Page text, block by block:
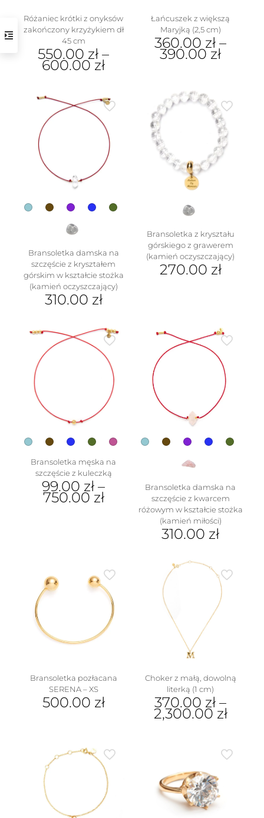
Różaniec krótki z onyksów
zakończony krzyżykiem dł
45 cm
550.00 zł –
600.00 zł
ma
wiele
wariantów.
stronie
produktu
Łańcuszek z większą
Maryjką (2,5 cm)
360.00 zł –
390.00 zł
ma
wiele
wariantów.
wybrać
stronie
produktu
Bransoletka damska na
szczęście z kryształem
górskim w kształcie stożka
(kamień oczyszczający)
310.00 zł
ma
wiele
wariantów.
stronie
produktu
Bransoletka z kryształu
górskiego z grawerem
(kamień oczyszczający)
270.00 zł
Bransoletka męska na
szczęście z kuleczką
99.00 zł –
750.00 zł
można
wybrać
produktu
Bransoletka damska na
szczęście z kwarcem
różowym w kształcie stożka
(kamień miłości)
310.00 zł
produkt
wariantów.
można
wybrać
na
stronie
produktu
Bransoletka pozłacana
SERENA – XS
500.00 zł
Choker z małą, dowolną
literką (1 cm)
370.00 zł –
2,300.00 zł
wariantów.
Opcje
można
wybrać